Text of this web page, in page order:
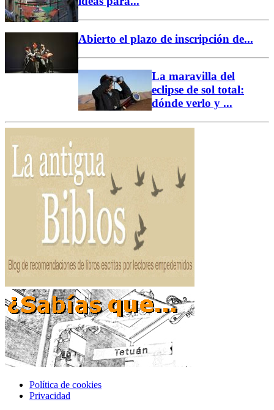
Abierto el plazo de inscripción de...
La maravilla del
eclipse de sol total:
dónde verlo y ...
Política de cookies
Privacidad